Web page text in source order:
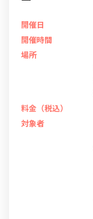
開催日
開催時間
場所
料金（税込）
対象者